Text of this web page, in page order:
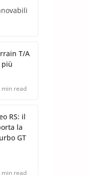
T/A
più
min read
RS: il
la
GT
min read